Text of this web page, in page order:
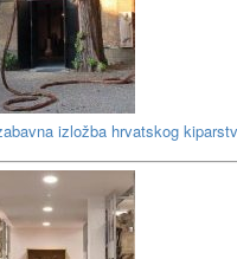
izložba hrvatskog